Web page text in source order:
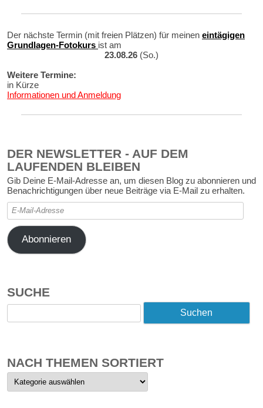
Der nächste Termin (mit freien Plätzen) für meinen eintägigen
Grundlagen-Fotokurs ist am
23.08.26 (So.)
Weitere Termine:
in Kürze
Informationen und Anmeldung
DER NEWSLETTER - AUF DEM
LAUFENDEN BLEIBEN
Gib Deine E-Mail-Adresse an, um diesen Blog zu abonnieren und
Benachrichtigungen über neue Beiträge via E-Mail zu erhalten.
E-
Mail-
Adresse
Abonnieren
SUCHE
nach:
NACH THEMEN SORTIERT
Nach
Themen
sortiert